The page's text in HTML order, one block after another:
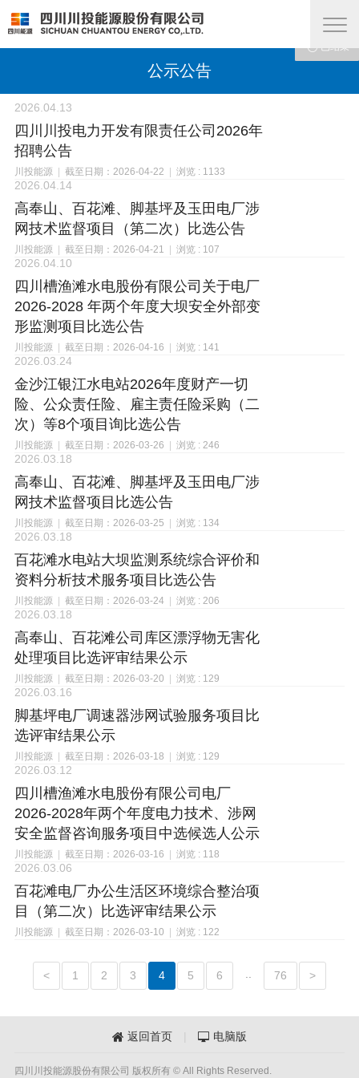
公示公告
2026.04.13
四川川投电力开发有限责任公司2026年
招聘公告
川投能源 截至日期：2026-04-22 浏览 : 1133
已结束
2026.04.14
高奉山、百花滩、脚基坪及玉田电厂涉
网技术监督项目（第二次）比选公告
川投能源 截至日期：2026-04-21 浏览 : 107
已结束
2026.04.10
四川槽渔滩水电股份有限公司关于电厂
2026-2028 年两个年度大坝安全外部变
形监测项目比选公告
川投能源 截至日期：2026-04-16 浏览 : 141
已结束
2026.03.24
金沙江银江水电站2026年度财产一切
险、公众责任险、雇主责任险采购（二
次）等8个项目询比选公告
川投能源 截至日期：2026-03-26 浏览 : 246
已结束
2026.03.18
高奉山、百花滩、脚基坪及玉田电厂涉
网技术监督项目比选公告
川投能源 截至日期：2026-03-25 浏览 : 134
已结束
2026.03.18
百花滩水电站大坝监测系统综合评价和
资料分析技术服务项目比选公告
川投能源 截至日期：2026-03-24 浏览 : 206
已结束
2026.03.18
高奉山、百花滩公司库区漂浮物无害化
处理项目比选评审结果公示
川投能源 截至日期：2026-03-20 浏览 : 129
已结束
2026.03.16
脚基坪电厂调速器涉网试验服务项目比
选评审结果公示
川投能源 截至日期：2026-03-18 浏览 : 129
已结束
2026.03.12
四川槽渔滩水电股份有限公司电厂
2026-2028年两个年度电力技术、涉网
安全监督咨询服务项目中选候选人公示
川投能源 截至日期：2026-03-16 浏览 : 118
已结束
2026.03.06
百花滩电厂办公生活区环境综合整治项
目（第二次）比选评审结果公示
川投能源 截至日期：2026-03-10 浏览 : 122
已结束
< 1 2 3 4 5 6 76 >
 返回首页  电脑版
四川川投能源股份有限公司 版权所有 © All Rights Reserved.